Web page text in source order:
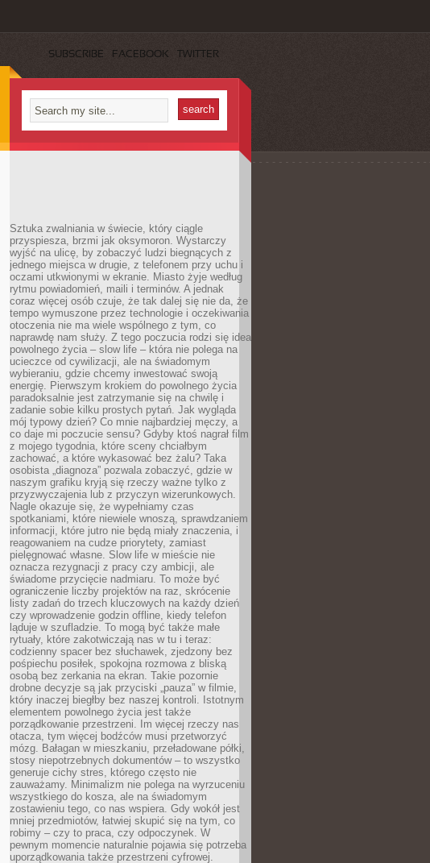
SUBSCRIBE FACEBOOK TWITTER
Sztuka zwalniania w świecie, który ciągle
przyspiesza, brzmi jak oksymoron. Wystarczy
wyjść na ulicę, by zobaczyć ludzi biegnących z
jednego miejsca w drugie, z telefonem przy uchu i
oczami utkwionymi w ekranie. Miasto żyje według
rytmu powiadomień, maili i terminów. A jednak
coraz więcej osób czuje, że tak dalej się nie da, że
tempo wymuszone przez technologie i oczekiwania
otoczenia nie ma wiele wspólnego z tym, co
naprawdę nam służy. Z tego poczucia rodzi się idea
powolnego życia – slow life – która nie polega na
ucieczce od cywilizacji, ale na świadomym
wybieraniu, gdzie chcemy inwestować swoją
energię. Pierwszym krokiem do powolnego życia
paradoksalnie jest zatrzymanie się na chwilę i
zadanie sobie kilku prostych pytań. Jak wygląda
mój typowy dzień? Co mnie najbardziej męczy, a
co daje mi poczucie sensu? Gdyby ktoś nagrał film
z mojego tygodnia, które sceny chciałbym
zachować, a które wykasować bez żalu? Taka
osobista „diagnoza” pozwala zobaczyć, gdzie w
naszym grafiku kryją się rzeczy ważne tylko z
przyzwyczajenia lub z przyczyn wizerunkowych.
Nagle okazuje się, że wypełniamy czas
spotkaniami, które niewiele wnoszą, sprawdzaniem
informacji, które jutro nie będą miały znaczenia, i
reagowaniem na cudze priorytety, zamiast
pielęgnować własne. Slow life w mieście nie
oznacza rezygnacji z pracy czy ambicji, ale
świadome przycięcie nadmiaru. To może być
ograniczenie liczby projektów na raz, skrócenie
listy zadań do trzech kluczowych na każdy dzień
czy wprowadzenie godzin offline, kiedy telefon
ląduje w szufladzie. To mogą być także małe
rytuały, które zakotwiczają nas w tu i teraz:
codzienny spacer bez słuchawek, zjedzony bez
pośpiechu posiłek, spokojna rozmowa z bliską
osobą bez zerkania na ekran. Takie pozornie
drobne decyzje są jak przyciski „pauza” w filmie,
który inaczej biegłby bez naszej kontroli. Istotnym
elementem powolnego życia jest także
porządkowanie przestrzeni. Im więcej rzeczy nas
otacza, tym więcej bodźców musi przetworzyć
mózg. Bałagan w mieszkaniu, przeładowane półki,
stosy niepotrzebnych dokumentów – to wszystko
generuje cichy stres, którego często nie
zauważamy. Minimalizm nie polega na wyrzuceniu
wszystkiego do kosza, ale na świadomym
zostawieniu tego, co nas wspiera. Gdy wokół jest
mniej przedmiotów, łatwiej skupić się na tym, co
robimy – czy to praca, czy odpoczynek. W
pewnym momencie naturalnie pojawia się potrzeba
uporządkowania także przestrzeni cyfrowej.